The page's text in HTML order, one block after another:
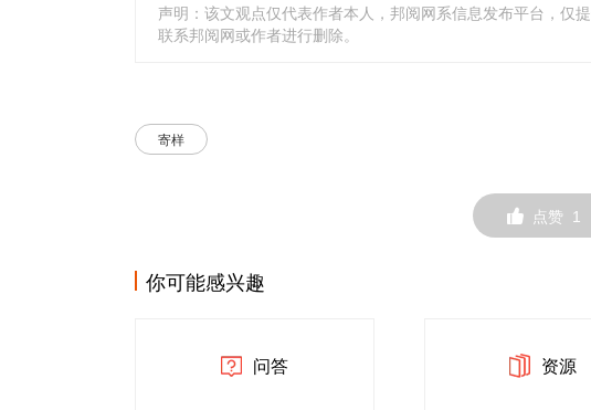
声明：该文观点仅代表作者本人，邦阅网系信息发布平台，仅
联系邦阅网或作者进行删除。
寄样
点赞 1
你可能感兴趣
问答 资源